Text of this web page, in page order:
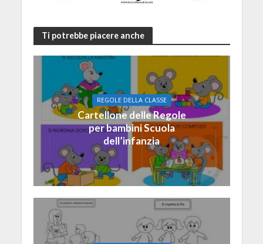
Ti potrebbe piacere anche
REGOLE DELLA CLASSE
Cartellone delle Regole
per bambini Scuola
dell’infanzia